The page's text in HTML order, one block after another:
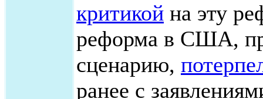
критикой на эту
реформа в США,
сценарию,
ранее с